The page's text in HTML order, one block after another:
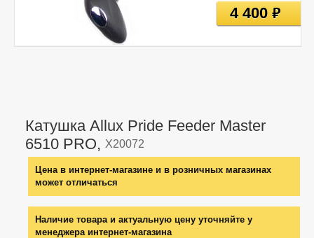
Катушка Allux Pride Feeder Master
6510 PRO, X20072
Цена в интернет-магазине и в розничных магазинах
может отличаться
Наличие товара и актуальную цену уточняйте у
менеджера интернет-магазина
4 400руб